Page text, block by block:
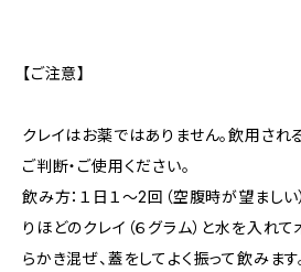
【ご注意】
クレイはお薬ではありません。飲用され
ご判断・ご使用ください。
飲み方：１日１〜2回（空腹時が望ましい
りほどのクレイ（６グラム）と水を入れ
らかき混ぜ、蓋をしてよく振って飲みます